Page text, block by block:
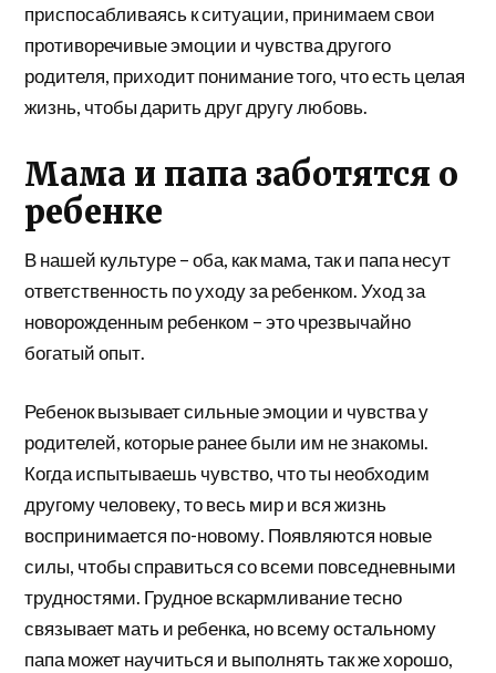
приспосабливаясь к ситуации, принимаем свои
противоречивые эмоции и чувства другого
родителя, приходит понимание того, что есть целая
жизнь, чтобы дарить друг другу любовь.
Мама и папа заботятся о
ребенке
В нашей культуре – оба, как мама, так и папа несут
ответственность по уходу за ребенком. Уход за
новорожденным ребенком – это чрезвычайно
богатый опыт.
Ребенок вызывает сильные эмоции и чувства у
родителей, которые ранее были им не знакомы.
Когда испытываешь чувство, что ты необходим
другому человеку, то весь мир и вся жизнь
воспринимается по-новому. Появляются новые
силы, чтобы справиться со всеми повседневными
трудностями. Грудное вскармливание тесно
связывает мать и ребенка, но всему остальному
папа может научиться и выполнять так же хорошо,